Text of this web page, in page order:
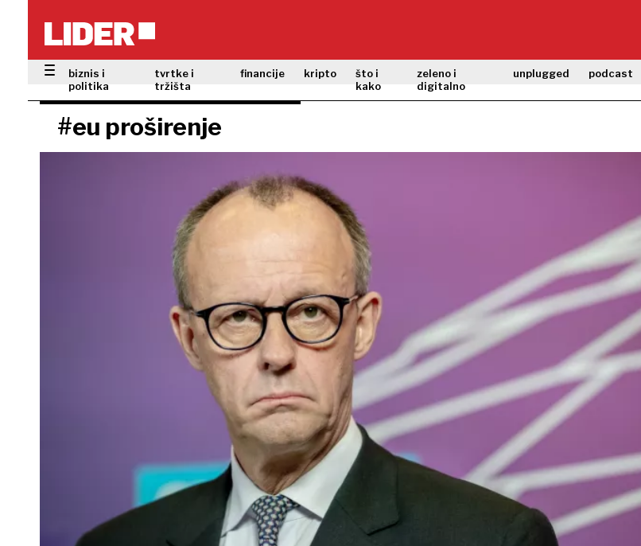
biznis i
politika
tvrtke i
tržišta
financije kripto
što i
kako
zeleno i
digitalno
unplugged podcast
#eu proširenje